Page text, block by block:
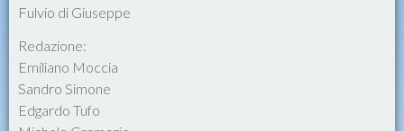
Fulvio di Giuseppe
Redazione:
Emiliano Moccia
Sandro Simone
Edgardo Tufo